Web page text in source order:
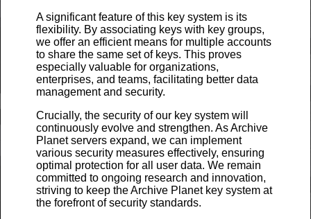
A significant feature of this key system is its
flexibility. By associating keys with key groups,
we offer an efficient means for multiple accounts
to share the same set of keys. This proves
especially valuable for organizations,
enterprises, and teams, facilitating better data
management and security.
Crucially, the security of our key system will
continuously evolve and strengthen. As Archive
Planet servers expand, we can implement
various security measures effectively, ensuring
optimal protection for all user data. We remain
committed to ongoing research and innovation,
striving to keep the Archive Planet key system at
the forefront of security standards.